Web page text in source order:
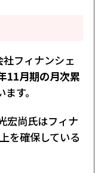
フィナンシェ
11月期の月次累
す。
宏尚氏はフィナ
を確保している